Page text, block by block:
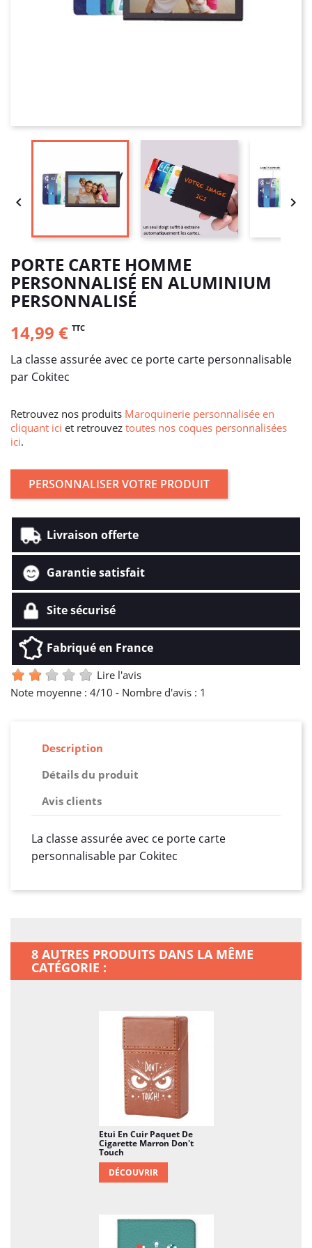
 
PORTE CARTE HOMME
PERSONNALISÉ EN ALUMINIUM
PERSONNALISÉ
14,99 € TTC
La classe assurée avec ce porte carte personnalisable
par Cokitec
Retrouvez nos produits Maroquinerie personnalisée en
cliquant ici et retrouvez toutes nos coques personnalisées
ici.
PERSONNALISER VOTRE PRODUIT
Livraison offerte
Garantie satisfait
Site sécurisé
Fabriqué en France
Lire l'avis
Note moyenne : 4/10 - Nombre d'avis : 1
Description
Détails du produit
Avis clients
La classe assurée avec ce porte carte
personnalisable par Cokitec
8 AUTRES PRODUITS DANS LA MÊME
CATÉGORIE :
Etui En Cuir Paquet De
Cigarette Marron Don't
Touch
DÉCOUVRIR